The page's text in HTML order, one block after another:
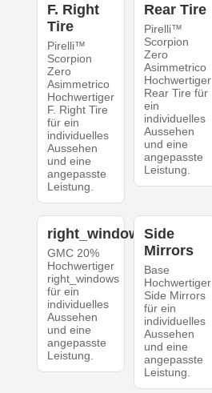
F. Right
Tire
Pirelli™
Scorpion
Zero
Asimmetrico
Hochwertiger
F. Right Tire
für ein
individuelles
Aussehen
und eine
angepasste
Leistung.
Rear Tire
Pirelli™
Scorpion
Zero
Asimmetrico
Hochwertiger
Rear Tire für
ein
individuelles
Aussehen
und eine
angepasste
Leistung.
right_windows
GMC 20%
Hochwertiger
right_windows
für ein
individuelles
Aussehen
und eine
angepasste
Leistung.
Side
Mirrors
Base
Hochwertiger
Side Mirrors
für ein
individuelles
Aussehen
und eine
angepasste
Leistung.